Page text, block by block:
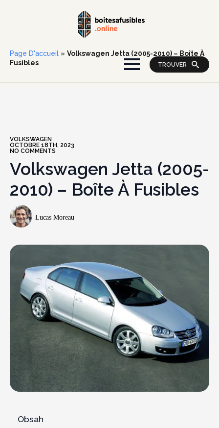
TROUVER
Page D'accueil » Volkswagen Jetta (2005-2010) – Boîte À
Fusibles
VOLKSWAGEN
OCTOBRE 18TH, 2023
NO COMMENTS
Volkswagen Jetta (2005-
2010) – Boîte À Fusibles
Lucas Moreau
Obsah